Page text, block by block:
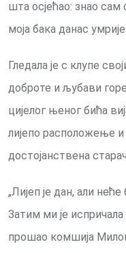
шта осјећао: знао
моја бака данас
Гледала је с клупе
доброте и љубави
цијелог њеног бића
лијепо расположење
достојанствена
„Лијеп је дан, али
Затим ми је
прошао комшија